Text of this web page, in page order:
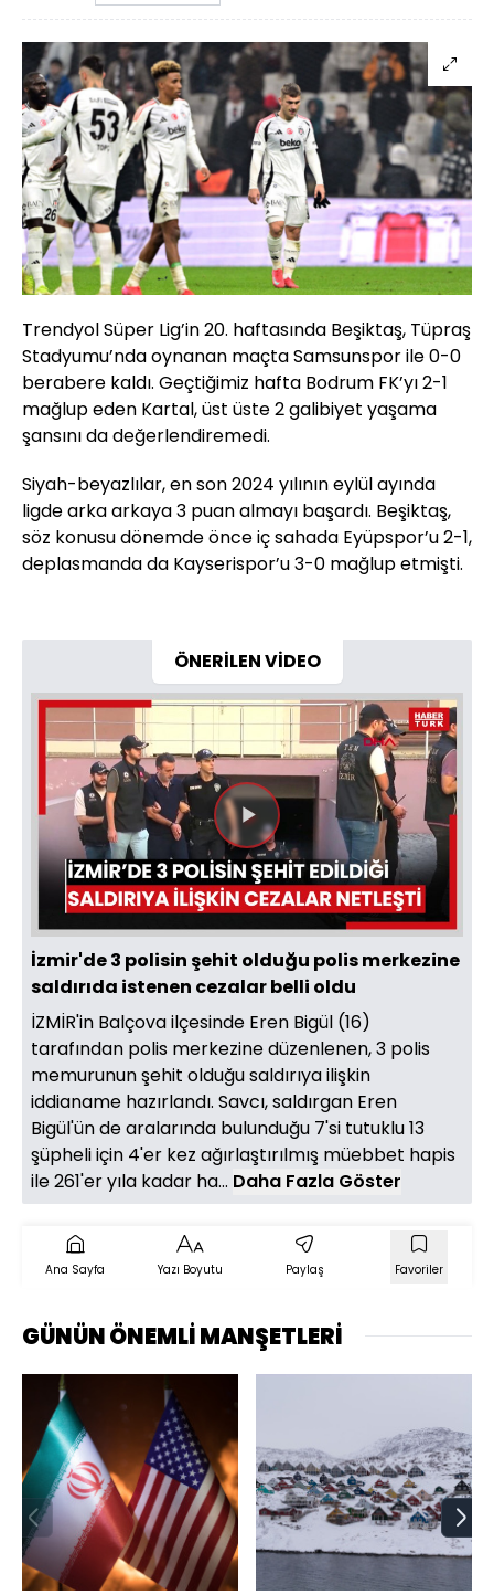
Trendyol Süper Lig’in 20. haftasında Beşiktaş, Tüpraş
Stadyumu’nda oynanan maçta Samsunspor ile 0-0
berabere kaldı. Geçtiğimiz hafta Bodrum FK’yı 2-1
mağlup eden Kartal, üst üste 2 galibiyet yaşama
şansını da değerlendiremedi.
Siyah-beyazlılar, en son 2024 yılının eylül ayında
ligde arka arkaya 3 puan almayı başardı. Beşiktaş,
söz konusu dönemde önce iç sahada Eyüpspor’u 2-1,
deplasmanda da Kayserispor’u 3-0 mağlup etmişti.
ÖNERİLEN VİDEO
Videoyu
Oynat
İzmir'de 3 polisin şehit olduğu polis merkezine
saldırıda istenen cezalar belli oldu
İZMİR'in Balçova ilçesinde Eren Bigül (16)
tarafından polis merkezine düzenlenen, 3 polis
memurunun şehit olduğu saldırıya ilişkin
iddianame hazırlandı. Savcı, saldırgan Eren
Bigül'ün de aralarında bulunduğu 7'si tutuklu 13
şüpheli için 4'er kez ağırlaştırılmış müebbet hapis
ile 261'er yıla kadar ha... Daha Fazla Göster
Ana Sayfa Yazı Boyutu Paylaş Favoriler
GÜNÜN ÖNEMLİ MANŞETLERİ